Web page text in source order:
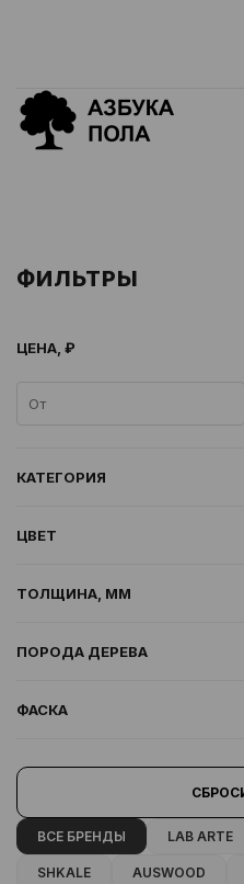
ФИЛЬТРЫ
ЦЕНА, ₽
КАТЕГОРИЯ
ЦВЕТ
ТОЛЩИНА, ММ
ПОРОДА ДЕРЕВА
ФАСКА
ВСЕ БРЕНДЫ LAB ARTE
SHKALE AUSWOOD